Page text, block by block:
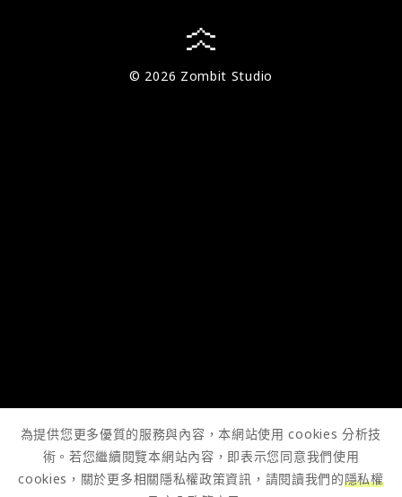
© 2026 Zombit Studio
為提供您更多優質的服務與內容，本網站使用 cookies 分析技
術。若您繼續閱覽本網站內容，即表示您同意我們使用
cookies，關於更多相關隱私權政策資訊，請閱讀我們的隱私權